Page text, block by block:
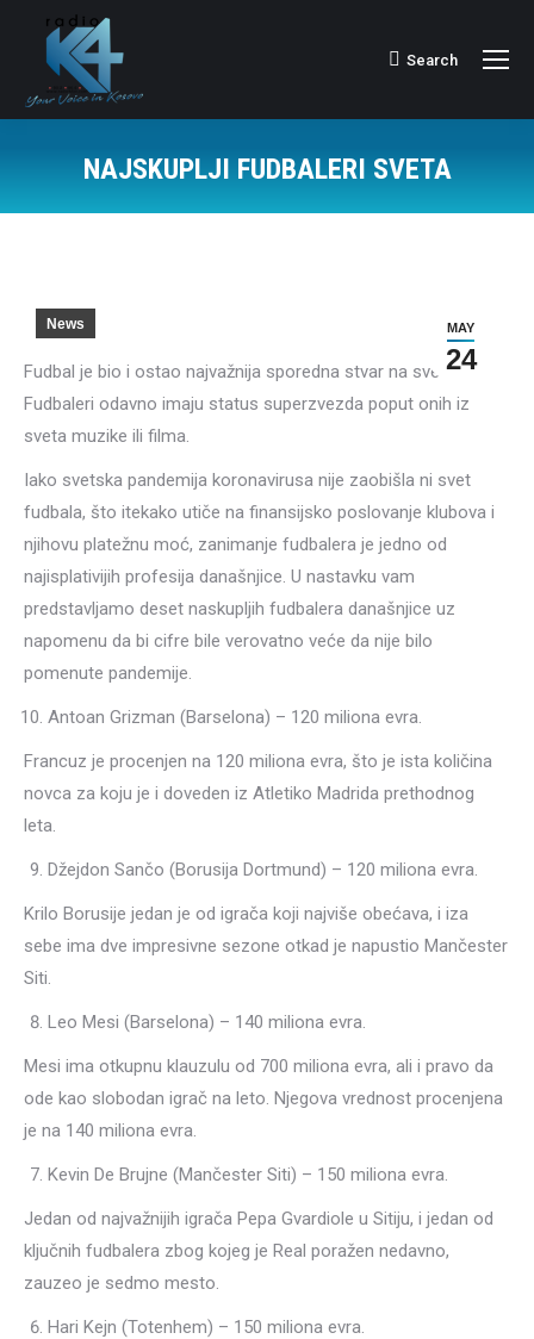
Search:
Search
NAJSKUPLJI FUDBALERI SVETA
MAY
24
News
Fudbal je bio i ostao najvažnija sporedna stvar na svetu!
Fudbaleri odavno imaju status superzvezda poput onih iz
sveta muzike ili filma.
Iako svetska pandemija koronavirusa nije zaobišla ni svet
fudbala, što itekako utiče na finansijsko poslovanje klubova i
njihovu platežnu moć, zanimanje fudbalera je jedno od
najisplativijih profesija današnjice. U nastavku vam
predstavljamo deset naskupljih fudbalera današnjice uz
napomenu da bi cifre bile verovatno veće da nije bilo
pomenute pandemije.
Antoan Grizman (Barselona) – 120 miliona evra.
Francuz je procenjen na 120 miliona evra, što je ista količina
novca za koju je i doveden iz Atletiko Madrida prethodnog
leta.
Džejdon Sančo (Borusija Dortmund) – 120 miliona evra.
Krilo Borusije jedan je od igrača koji najviše obećava, i iza
sebe ima dve impresivne sezone otkad je napustio Mančester
Siti.
Leo Mesi (Barselona) – 140 miliona evra.
Mesi ima otkupnu klauzulu od 700 miliona evra, ali i pravo da
ode kao slobodan igrač na leto. Njegova vrednost procenjena
je na 140 miliona evra.
Kevin De Brujne (Mančester Siti) – 150 miliona evra.
Jedan od najvažnijih igrača Pepa Gvardiole u Sitiju, i jedan od
ključnih fudbalera zbog kojeg je Real poražen nedavno,
zauzeo je sedmo mesto.
Hari Kejn (Totenhem) – 150 miliona evra.